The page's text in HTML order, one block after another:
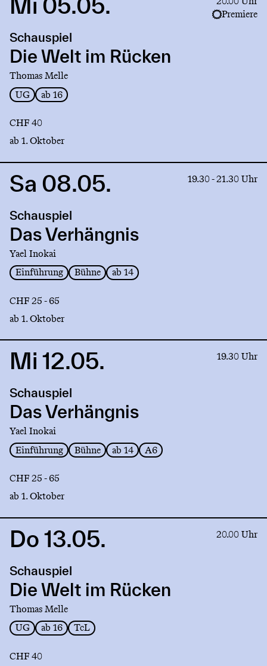
Die
Welt
Rücken
Premiere
Schauspiel
Die Welt im Rücken
Thomas Melle
UG
ab 16
CHF 40
ab 1. Oktober
Link
Das
Verhängnis
Sa 08.05. 19.30 - 21.30 Uhr
Schauspiel
Das Verhängnis
Yael Inokai
Einführung
Bühne ab 14
CHF 25 - 65
ab 1. Oktober
Link
Das
Verhängnis
Mi 12.05. 19.30 Uhr
Schauspiel
Das Verhängnis
Yael Inokai
Einführung
Bühne ab 14 A6
CHF 25 - 65
ab 1. Oktober
Link
Die
Welt
Rücken
Do 13.05. 20.00 Uhr
Schauspiel
Die Welt im Rücken
Thomas Melle
UG
ab 16 TcL
CHF 40